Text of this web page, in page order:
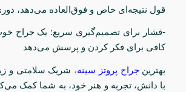
قول نتیجه‌ای خاص و فوق‌العاده می‌دهد،
-فشار برای تصمیم‌گیری سریع: یک جراح
کافی برای فکر کردن و پرسش می‌دهد
بهترین جراح پروتز سینه، شریک سلامتی و
با دانش، تجربه و هنر خود، به شما کمک